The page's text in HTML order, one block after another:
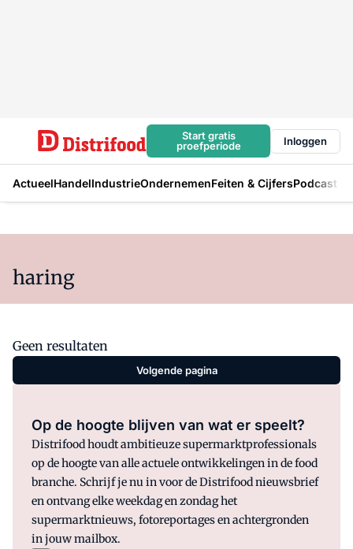
Start gratis
proefperiode
Inloggen
ActueelHandelIndustrieOndernemenFeiten & CijfersPodcast
haring
Geen resultaten
Volgende pagina
Op de hoogte blijven van wat er speelt?
Distrifood houdt ambitieuze supermarktprofessionals
op de hoogte van alle actuele ontwikkelingen in de food
branche. Schrijf je nu in voor de Distrifood nieuwsbrief
en ontvang elke weekdag en zondag het
supermarktnieuws, fotoreportages en achtergronden
in jouw mailbox.